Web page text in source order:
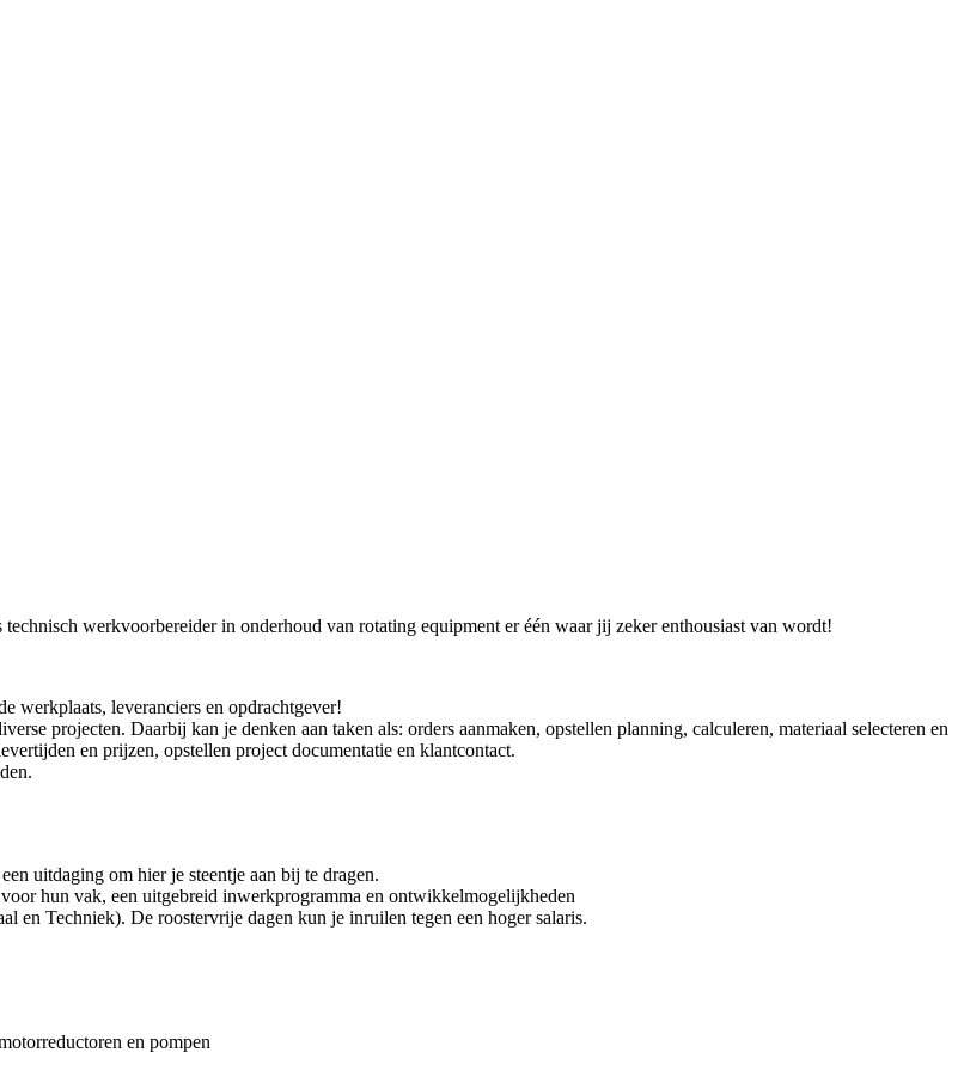
werkvoorbereider in onderhoud van rotating equipment er één waar jij zeker enthousiast van wordt!
werkplaats, leveranciers en opdrachtgever!
projecten. Daarbij kan je denken aan taken als: orders aanmaken, opstellen planning, calculeren, materiaal selecteren en
en prijzen, opstellen project documentatie en klantcontact.
uitdaging om hier je steentje aan bij te dragen.
hun vak, een uitgebreid inwerkprogramma en ontwikkelmogelijkheden
Techniek). De roostervrije dagen kun je inruilen tegen een hoger salaris.
en pompen